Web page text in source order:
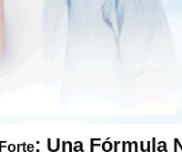
: Una Fórmula